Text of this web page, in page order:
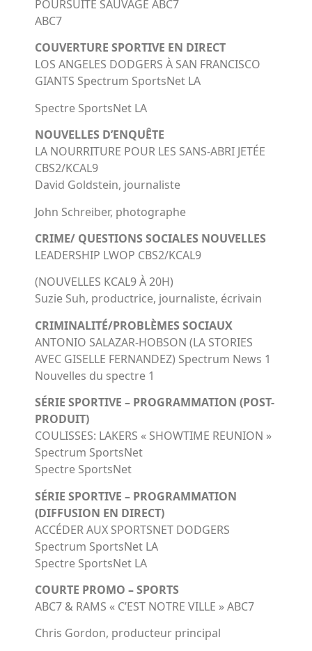
POURSUITE SAUVAGE ABC7
ABC7
COUVERTURE SPORTIVE EN DIRECT
LOS ANGELES DODGERS À SAN FRANCISCO
GIANTS Spectrum SportsNet LA
Spectre SportsNet LA
NOUVELLES D’ENQUÊTE
LA NOURRITURE POUR LES SANS-ABRI JETÉE
CBS2/KCAL9
David Goldstein, journaliste
John Schreiber, photographe
CRIME/ QUESTIONS SOCIALES NOUVELLES
LEADERSHIP LWOP CBS2/KCAL9
(NOUVELLES KCAL9 À 20H)
Suzie Suh, productrice, journaliste, écrivain
CRIMINALITÉ/PROBLÈMES SOCIAUX
ANTONIO SALAZAR-HOBSON (LA STORIES
AVEC GISELLE FERNANDEZ) Spectrum News 1
Nouvelles du spectre 1
SÉRIE SPORTIVE – PROGRAMMATION (POST-
PRODUIT)
COULISSES: LAKERS « SHOWTIME REUNION »
Spectrum SportsNet
Spectre SportsNet
SÉRIE SPORTIVE – PROGRAMMATION
(DIFFUSION EN DIRECT)
ACCÉDER AUX SPORTSNET DODGERS
Spectrum SportsNet LA
Spectre SportsNet LA
COURTE PROMO – SPORTS
ABC7 & RAMS « C’EST NOTRE VILLE » ABC7
Chris Gordon, producteur principal